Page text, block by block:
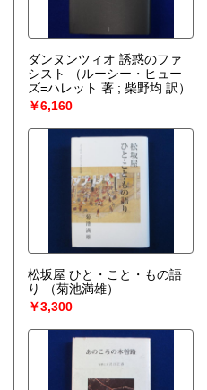
ダンヌンツィオ 誘惑のファ
シスト
（ルーシー・ヒュー
ズ=ハレット 著 ; 柴野均 訳）
￥6,160
松坂屋 ひと・こと・もの語
り
（菊池満雄）
￥3,300